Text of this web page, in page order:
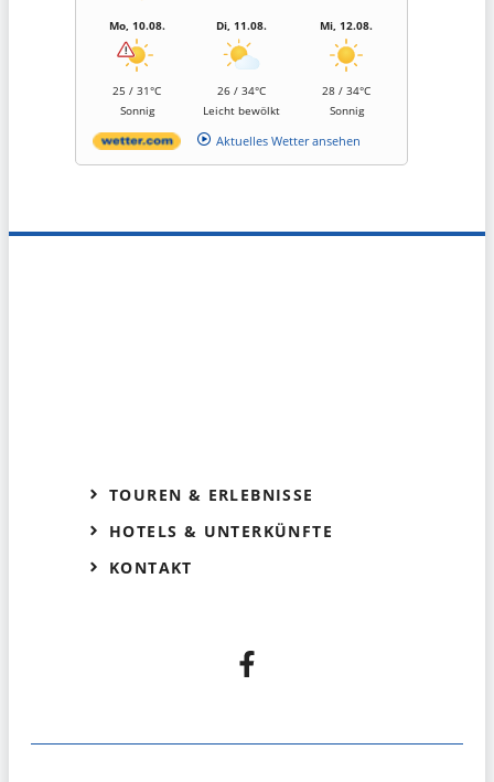
Mo, 10.08.
25 / 31°C
Sonnig
Di, 11.08.
26 / 34°C
Leicht bewölkt
Mi, 12.08.
28 / 34°C
Sonnig
Aktuelles Wetter ansehen
TOUREN & ERLEBNISSE
HOTELS & UNTERKÜNFTE
KONTAKT